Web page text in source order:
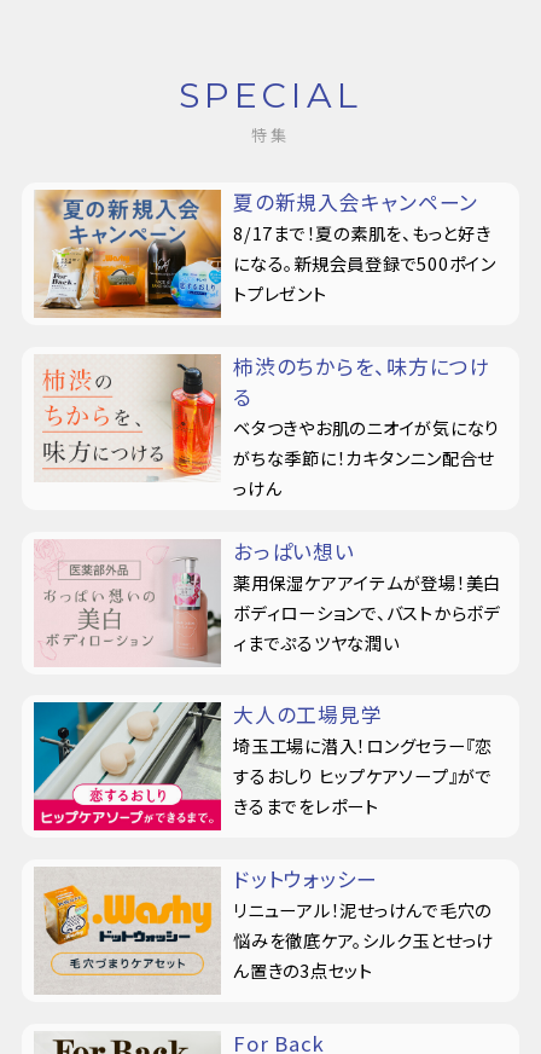
SPECIAL
特集
夏の新規入会キャンペーン
8/17まで！夏の素肌を、もっと好き
になる。新規会員登録で500ポイン
トプレゼント
柿渋のちからを、味方につけ
る
ベタつきやお肌のニオイが気になり
がちな季節に！カキタンニン配合せ
っけん
おっぱい想い
薬用保湿ケアアイテムが登場！美白
ボディローションで、バストからボデ
ィまでぷるツヤな潤い
大人の工場見学
埼玉工場に潜入！ロングセラー『恋
するおしり ヒップケアソープ』がで
きるまでをレポート
ドットウォッシー
リニューアル！泥せっけんで毛穴の
悩みを徹底ケア。シルク玉とせっけ
ん置きの3点セット
For Back